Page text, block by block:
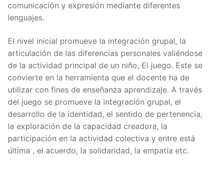
comunicación y expresión mediante diferentes
lenguajes.
El nivel inicial promueve la integración grupal, la
articulación de las diferencias personales valiéndose
de la actividad principal de un niño, El juego. Este se
convierte en la herramienta que el docente ha de
utilizar con fines de enseñanza aprendizaje. A través
del juego se promueve la integración grupal, el
desarrollo de la identidad, el sentido de pertenencia,
la exploración de la capacidad creadora, la
participación en la actividad colectiva y entre está
última , el acuerdo, la solidaridad, la empatía etc.